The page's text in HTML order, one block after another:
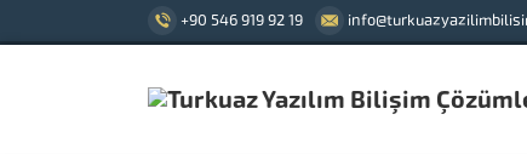
+90 546 919 92 19